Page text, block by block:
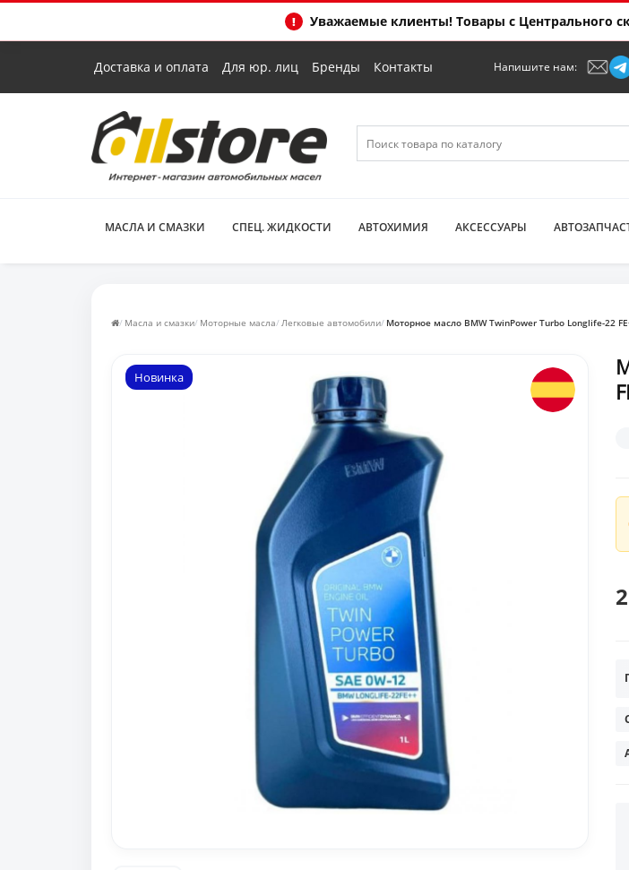
Уважаемые клиенты! Товары с Центрального
Доставка и оплата Для юр. лиц Бренды Контакты Напишите нам:
МАСЛА И СМАЗКИ СПЕЦ. ЖИДКОСТИ АВТОХИМИЯ АКСЕССУАРЫ
Масла и смазки Моторные масла Легковые автомобили Моторное масло BMW TwinPower Turbo Longlife-22
Новинка